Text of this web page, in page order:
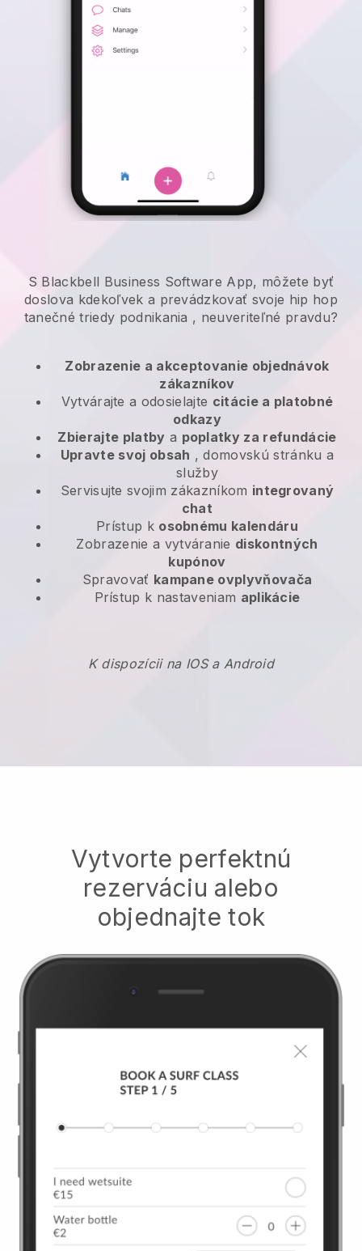
S Blackbell Business Software App, môžete byť
doslova kdekoľvek a prevádzkovať svoje hip hop
tanečné triedy podnikania , neuveriteľné pravdu?
Zobrazenie a akceptovanie objednávok
zákazníkov
Vytvárajte a odosielajte citácie a platobné
odkazy
Zbierajte platby a poplatky za refundácie
Upravte svoj obsah , domovskú stránku a
služby
Servisujte svojim zákazníkom integrovaný
chat
Prístup k osobnému kalendáru
Zobrazenie a vytváranie diskontných
kupónov
Spravovať kampane ovplyvňovača
Prístup k nastaveniam aplikácie
K dispozícii na IOS a Android
Vytvorte perfektnú
rezerváciu alebo
objednajte tok